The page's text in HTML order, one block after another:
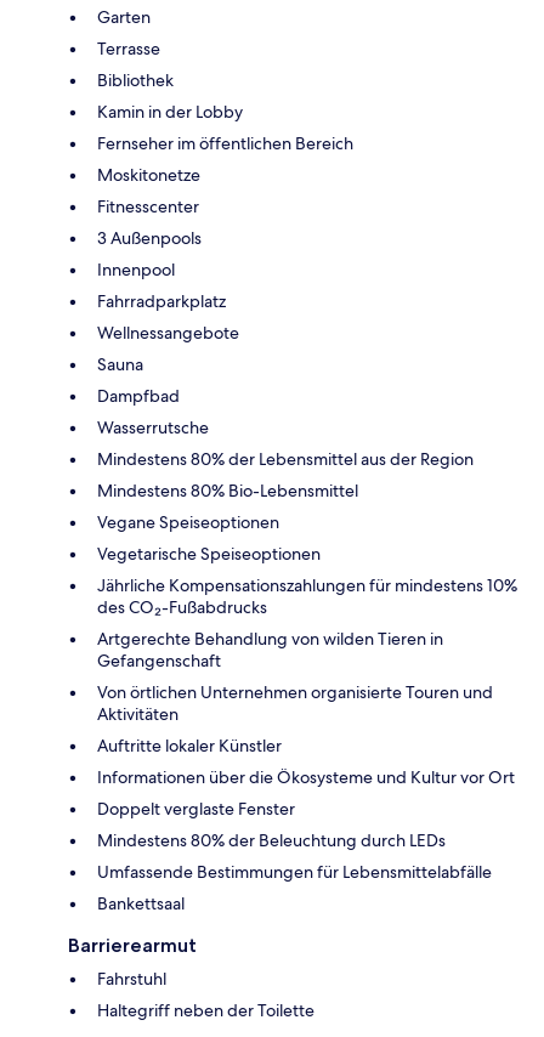
Garten
Terrasse
Bibliothek
Kamin in der Lobby
Fernseher im öffentlichen Bereich
Moskitonetze
Fitnesscenter
3 Außenpools
Innenpool
Fahrradparkplatz
Wellnessangebote
Sauna
Dampfbad
Wasserrutsche
Mindestens 80% der Lebensmittel aus der Region
Mindestens 80% Bio-Lebensmittel
Vegane Speiseoptionen
Vegetarische Speiseoptionen
Jährliche Kompensationszahlungen für mindestens 10%
des CO₂-Fußabdrucks
Artgerechte Behandlung von wilden Tieren in
Gefangenschaft
Von örtlichen Unternehmen organisierte Touren und
Aktivitäten
Auftritte lokaler Künstler
Informationen über die Ökosysteme und Kultur vor Ort
Doppelt verglaste Fenster
Mindestens 80% der Beleuchtung durch LEDs
Umfassende Bestimmungen für Lebensmittelabfälle
Bankettsaal
Barrierearmut
Fahrstuhl
Haltegriff neben der Toilette